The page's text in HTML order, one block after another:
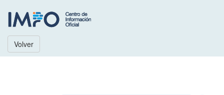
Volver